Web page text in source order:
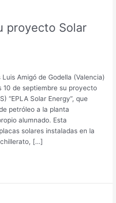
proyecto Solar
Amigó de Godella (Valencia)
10 de septiembre su proyecto
“EPLA Solar Energy”, que
petróleo a la planta
alumnado. Esta
solares instaladas en la
[…]